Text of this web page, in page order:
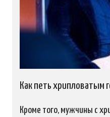
Как петь хрипловатым
Кроме того, мужчины с